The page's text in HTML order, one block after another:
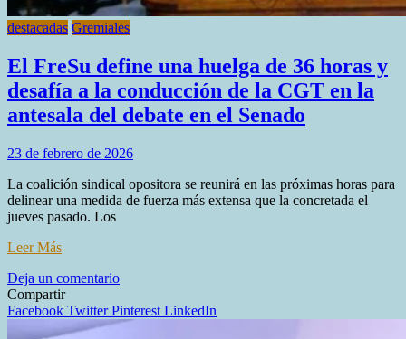
destacadas Gremiales
El FreSu define una huelga de 36 horas y
desafía a la conducción de la CGT en la
antesala del debate en el Senado
23 de febrero de 2026
La coalición sindical opositora se reunirá en las próximas horas para
delinear una medida de fuerza más extensa que la concretada el
jueves pasado. Los
Leer Más
Deja un comentarioen
FreSu
define
Compartir
Facebook TwitterPinterest LinkedIn